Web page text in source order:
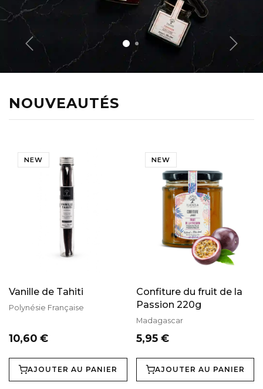
Précédent Suivant
NOUVEAUTÉS
NEW
Vanille de Tahiti
Polynésie Française
10,60 €
AJOUTER AU PANIER
NEW
Confiture du fruit de la
Passion 220g
Madagascar
5,95 €
AJOUTER AU PANIER